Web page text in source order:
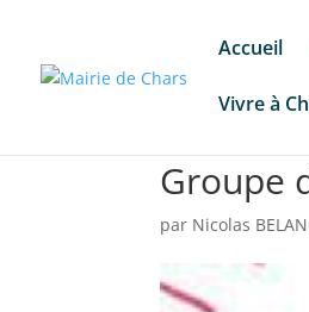
Accueil
Vivre à
Groupe
par Nicolas